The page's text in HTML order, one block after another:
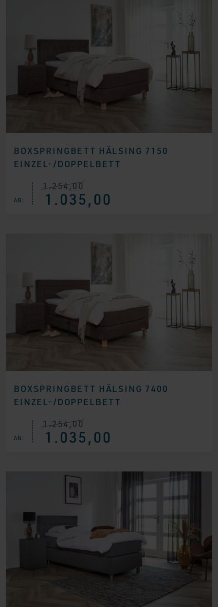
BOXSPRINGBETT HÄLSING 7150
EINZEL-/DOPPELBETT
AB:
1.254,00
Ursprünglicher
Preis
war:1.035,00
Aktueller
Preis
ist:
BOXSPRINGBETT HÄLSING 7400
EINZEL-/DOPPELBETT
AB:
1.254,00
Ursprünglicher
Preis
war:1.035,00
Aktueller
Preis
ist: